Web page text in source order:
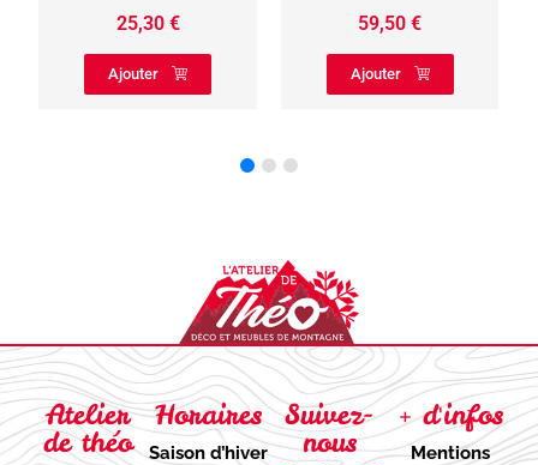
25,30 €
Ajouter
59,50€
Ajouter
Atelier
de théo
Horaires
Saison d’hiver
Suivez-
nous
+ d'infos
Mentions